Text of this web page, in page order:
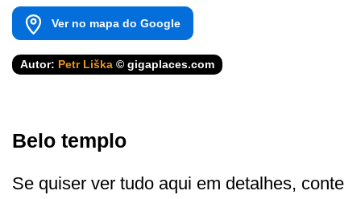
Ver no mapa do Google
Autor: Petr Liška © gigaplaces.com
Belo templo
Se quiser ver tudo aqui em detalhes, conte